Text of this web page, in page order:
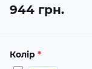
944 грн.
Колір *